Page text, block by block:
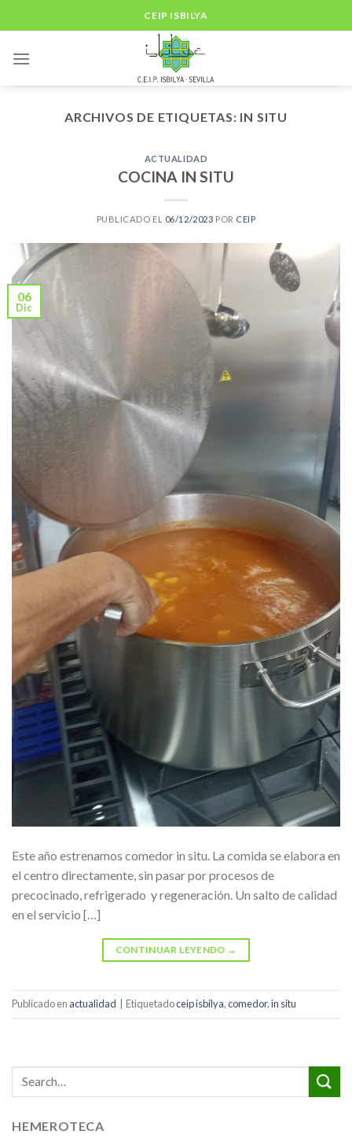
to
CEIP ISBILYA
ARCHIVOS DE ETIQUETAS: IN SITU
ACTUALIDAD
COCINA IN SITU
PUBLICADO EL 06/12/2023 POR CEIP
06
Dic
Este año estrenamos comedor in situ. La comida se elabora en
el centro directamente, sin pasar por procesos de
precocinado, refrigerado y regeneración. Un salto de calidad
en el servicio […]
CONTINUAR LEYENDO →
Publicado en actualidad Etiquetadoceip isbilya,comedor,in situ
HEMEROTECA